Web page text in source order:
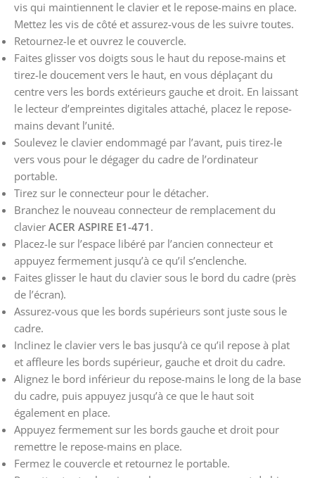
vis qui maintiennent le clavier et le repose-mains en place.
Mettez les vis de côté et assurez-vous de les suivre toutes.
Retournez-le et ouvrez le couvercle.
Faites glisser vos doigts sous le haut du repose-mains et
tirez-le doucement vers le haut, en vous déplaçant du
centre vers les bords extérieurs gauche et droit. En laissant
le lecteur d’empreintes digitales attaché, placez le repose-
mains devant l’unité.
Soulevez le clavier endommagé par l’avant, puis tirez-le
vers vous pour le dégager du cadre de l’ordinateur
portable.
Tirez sur le connecteur pour le détacher.
Branchez le nouveau connecteur de remplacement du
clavier ACER ASPIRE E1-471 .
Placez-le sur l’espace libéré par l’ancien connecteur et
appuyez fermement jusqu’à ce qu’il s’enclenche.
Faites glisser le haut du clavier sous le bord du cadre (près
de l’écran).
Assurez-vous que les bords supérieurs sont juste sous le
cadre.
Inclinez le clavier vers le bas jusqu’à ce qu’il repose à plat
et affleure les bords supérieur, gauche et droit du cadre.
Alignez le bord inférieur du repose-mains le long de la base
du cadre, puis appuyez jusqu’à ce que le haut soit
également en place.
Appuyez fermement sur les bords gauche et droit pour
remettre le repose-mains en place.
Fermez le couvercle et retournez le portable.